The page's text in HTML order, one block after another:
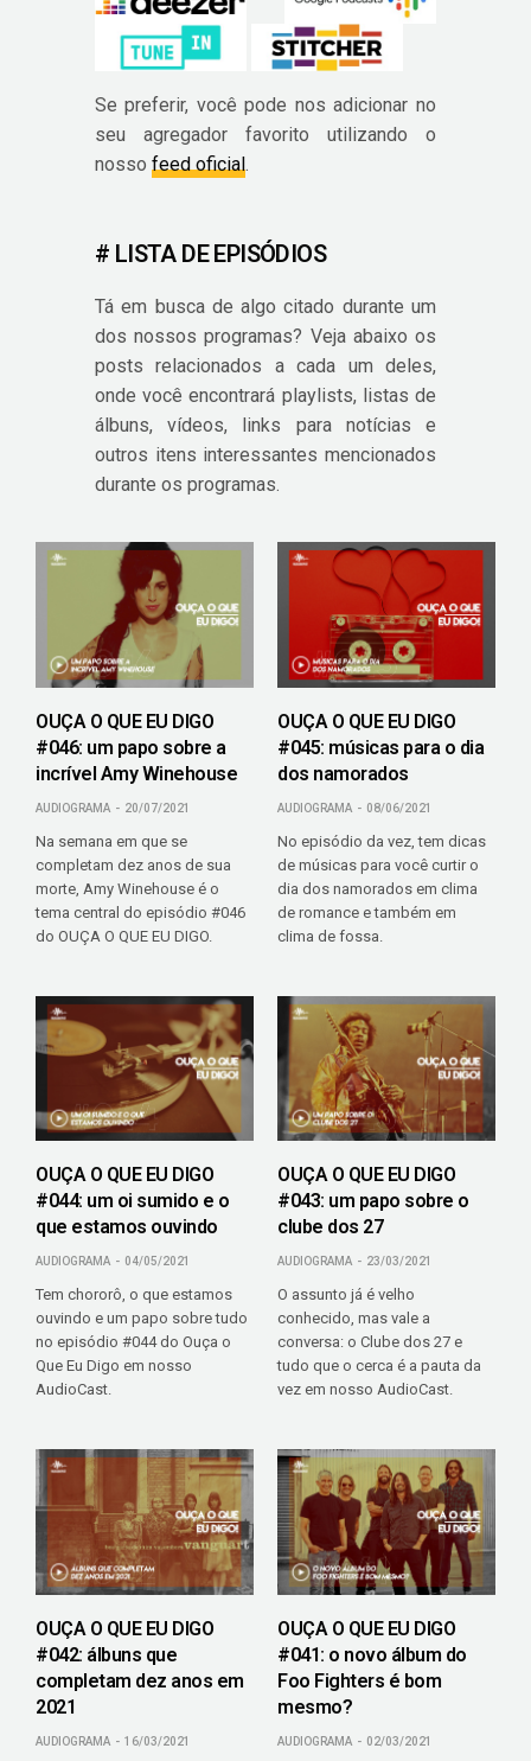
Se preferir, você pode nos adicionar no
seu agregador favorito utilizando o
nossofeed oficial.
# LISTA DE EPISÓDIOS
Tá em busca de algo citado durante um
dos nossos programas? Veja abaixo os
posts relacionados a cada um deles,
onde você encontrará playlists, listas de
álbuns, vídeos, links para notícias e
outros itens interessantes mencionados
durante os programas.
OUÇA O QUE EU DIGO
#046: um papo sobre a
incrível Amy Winehouse
AUDIOGRAMA 20/07/2021
Na semana em que se
completam dez anos de sua
morte, Amy Winehouse é o
tema central do episódio #046
do OUÇA O QUE EU DIGO.
OUÇA O QUE EU DIGO
#045: músicas para o dia
dos namorados
AUDIOGRAMA 08/06/2021
No episódio da vez, tem dicas
de músicas para você curtir o
dia dos namorados em clima
de romance e também em
clima de fossa.
OUÇA O QUE EU DIGO
#044: um oi sumido e o
que estamos ouvindo
AUDIOGRAMA 04/05/2021
Tem chororô, o que estamos
ouvindo e um papo sobre tudo
no episódio #044 do Ouça o
Que Eu Digo em nosso
AudioCast.
OUÇA O QUE EU DIGO
#043: um papo sobre o
clube dos 27
AUDIOGRAMA 23/03/2021
O assunto já é velho
conhecido, mas vale a
conversa: o Clube dos 27 e
tudo que o cerca é a pauta da
vez em nosso AudioCast.
OUÇA O QUE EU DIGO
#042: álbuns que
completam dez anos em
2021
AUDIOGRAMA 16/03/2021
OUÇA O QUE EU DIGO
#041: o novo álbum do
Foo Fighters é bom
mesmo?
AUDIOGRAMA 02/03/2021